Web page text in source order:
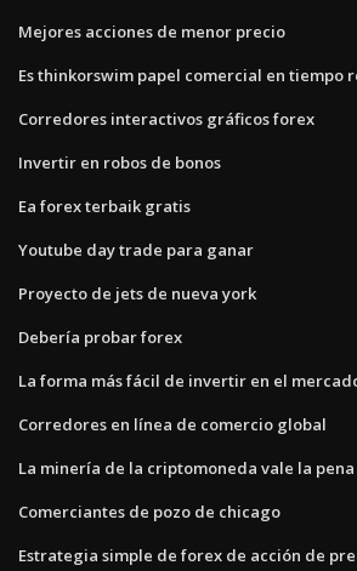
Mejores acciones de menor precio
Es thinkorswim papel comercial en tiempo
Corredores interactivos gráficos forex
Invertir en robos de bonos
Ea forex terbaik gratis
Youtube day trade para ganar
Proyecto de jets de nueva york
Debería probar forex
La forma más fácil de invertir en el
Corredores en línea de comercio global
La minería de la criptomoneda vale la
Comerciantes de pozo de chicago
Estrategia simple de forex de acción de